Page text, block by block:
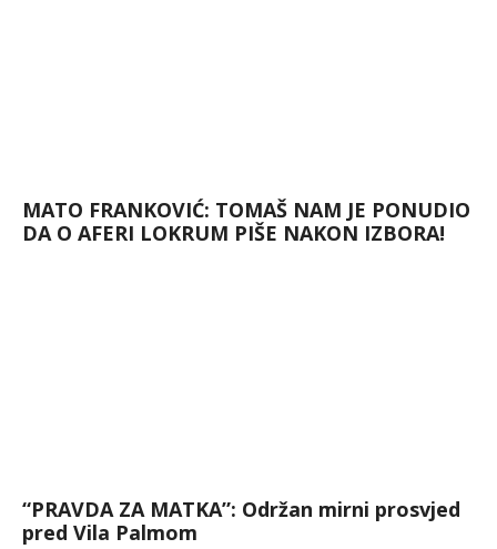
MATO FRANKOVIĆ: TOMAŠ NAM JE PONUDIO
DA O AFERI LOKRUM PIŠE NAKON IZBORA!
“PRAVDA ZA MATKA”: Održan mirni prosvjed
pred Vila Palmom